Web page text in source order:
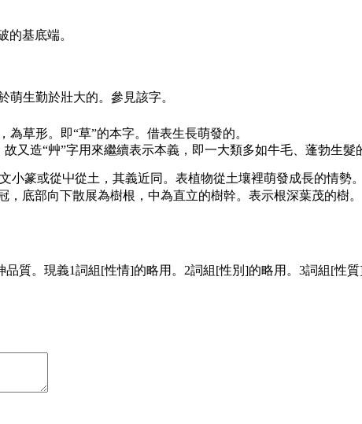
的基底端。
生勤於壯大的。參見該字。
草形。即“草”的本字。借表生長萌發的。
又造“艸”字用來繼續表示本義，即一大類多如牛毛、蓬勃生髮
小篆或從屮從土，其義近同。表植物從土壤裡萌發成長的情勢。
底部向下散展為樹根，中為直立的樹幹。表示根深葉茂的樹。
質。現義1詞組[性情]的略用。2詞組[性別]的略用。3詞組[性質]